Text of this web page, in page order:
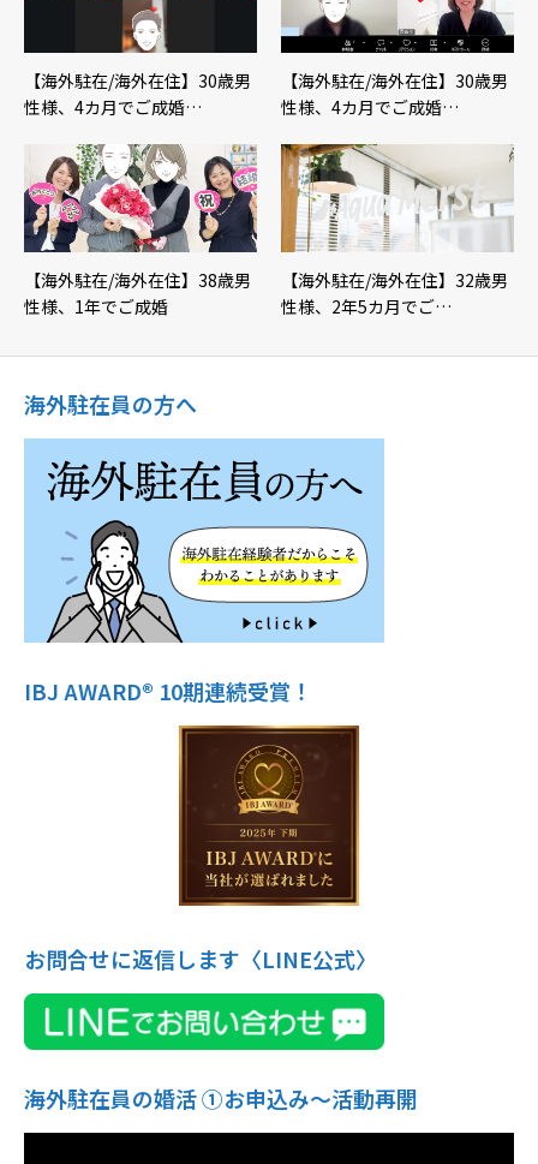
【海外駐在/海外在住】30歳男
性様、4カ月でご成婚…
【海外駐在/海外在住】30歳男
性様、4カ月でご成婚…
【海外駐在/海外在住】38歳男
性様、1年でご成婚
【海外駐在/海外在住】32歳男
性様、2年5カ月でご…
海外駐在員の方へ
IBJ AWARD® 10期連続受賞！
お問合せに返信します〈LINE公式〉
海外駐在員の婚活 ①お申込み〜活動再開
動